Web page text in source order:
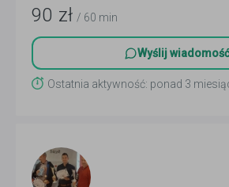
90 zł / 60 min
Wyślij wiadomość
Ostatnia aktywność: ponad 3